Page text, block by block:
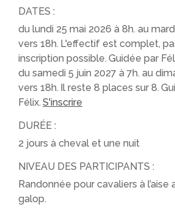
DATES :
du lundi 25 mai 2026 à 8h. au
vers 18h. L'effectif est complet,
inscription possible. Guidée par
du samedi 5 juin 2027 à 7h. au
vers 18h. Il reste 8 places sur 8.
Félix. S'inscrire
DURÉE :
2 jours à cheval et une nuit
NIVEAU DES PARTICIPANTS :
Randonnée pour cavaliers à l’aise
galop.